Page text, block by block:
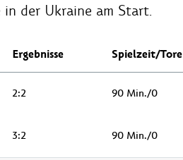
der Ukraine am Start.
Ergebnisse Spielzeit/Tore
2:2
3:2
90 Min./0
90 Min./0